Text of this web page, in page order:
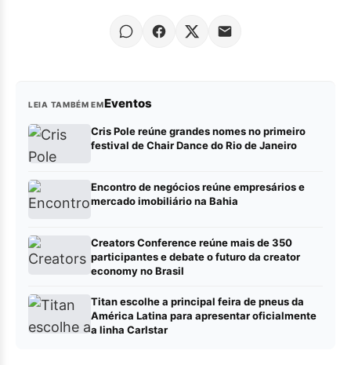
LEIA TAMBÉM EMEventos
Cris Pole reúne grandes nomes no primeiro
festival de Chair Dance do Rio de Janeiro
Encontro de negócios reúne empresários e
mercado imobiliário na Bahia
Creators Conference reúne mais de 350
participantes e debate o futuro da creator
economy no Brasil
Titan escolhe a principal feira de pneus da
América Latina para apresentar oficialmente
a linha Carlstar